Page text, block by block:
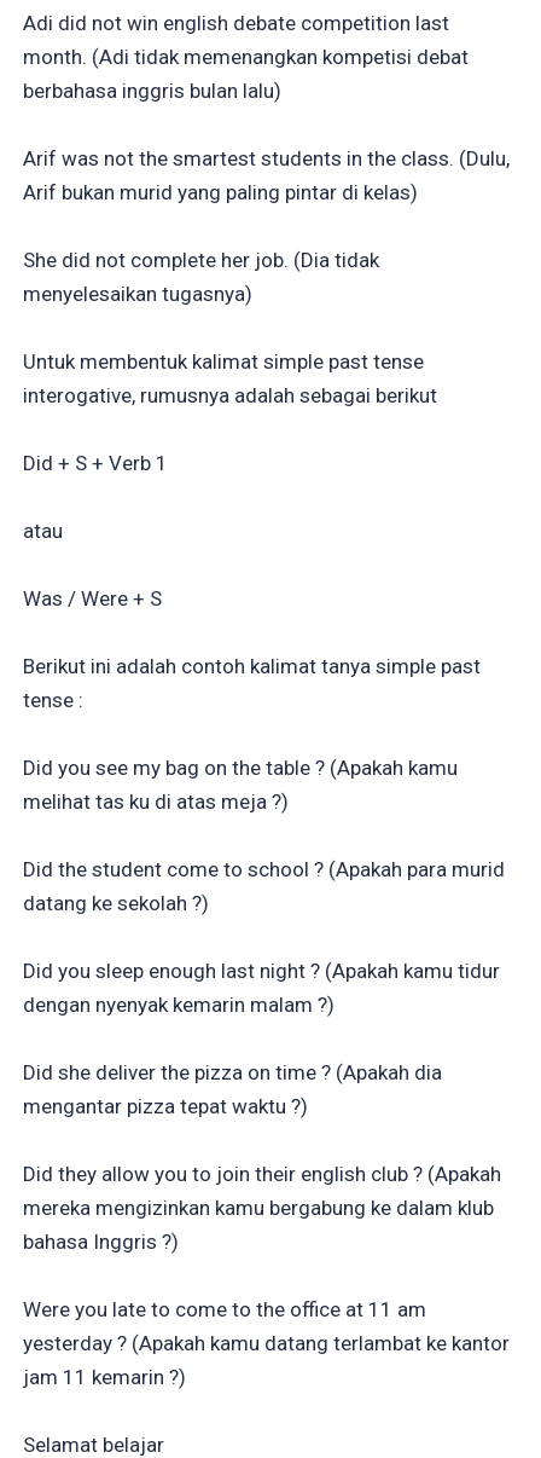
Adi did not win english debate competition last
month. (Adi tidak memenangkan kompetisi debat
berbahasa inggris bulan lalu)
Arif was not the smartest students in the class. (Dulu,
Arif bukan murid yang paling pintar di kelas)
She did not complete her job. (Dia tidak
menyelesaikan tugasnya)
Untuk membentuk kalimat simple past tense
interogative, rumusnya adalah sebagai berikut
Did + S + Verb 1
atau
Was / Were + S
Berikut ini adalah contoh kalimat tanya simple past
tense :
Did you see my bag on the table ? (Apakah kamu
melihat tas ku di atas meja ?)
Did the student come to school ? (Apakah para murid
datang ke sekolah ?)
Did you sleep enough last night ? (Apakah kamu tidur
dengan nyenyak kemarin malam ?)
Did she deliver the pizza on time ? (Apakah dia
mengantar pizza tepat waktu ?)
Did they allow you to join their english club ? (Apakah
mereka mengizinkan kamu bergabung ke dalam klub
bahasa Inggris ?)
Were you late to come to the office at 11 am
yesterday ? (Apakah kamu datang terlambat ke kantor
jam 11 kemarin ?)
Selamat belajar